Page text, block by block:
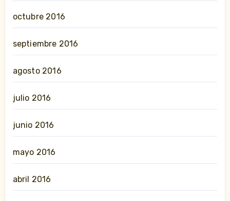
octubre 2016
septiembre 2016
agosto 2016
julio 2016
junio 2016
mayo 2016
abril 2016